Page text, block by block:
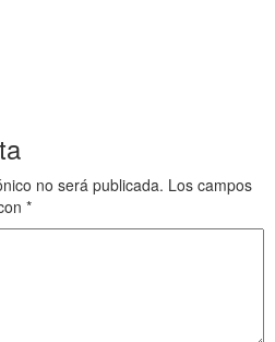
no será publicada. Los campos
*